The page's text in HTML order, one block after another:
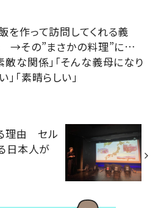
を作って訪問してくれる義
→その”まさかの料理”に…
敵な関係」「そんな義母になり
」「素晴らしい」
理由 セル
日本人が